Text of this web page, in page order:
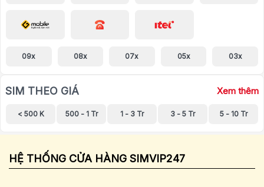
09x 08x 07x 05x 03x
SIM THEO GIÁ Xem thêm
< 500 K 500 - 1 Tr 1 - 3 Tr 3 - 5 Tr 5 - 10 Tr
HỆ THỐNG CỬA HÀNG SIMVIP247